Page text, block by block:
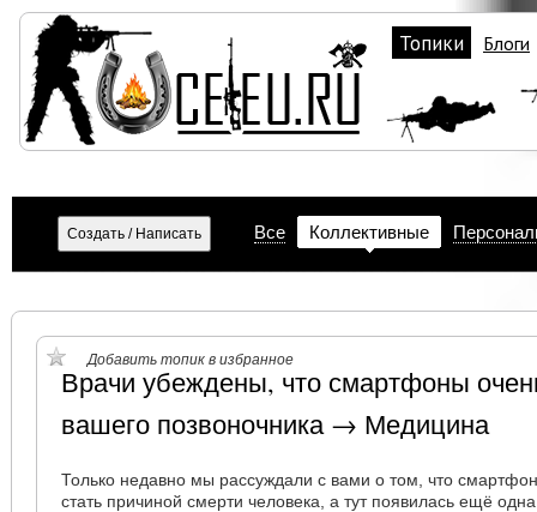
Топики Блоги
Все Коллективные
Добавить топик в избранное
Врачи убеждены, что смартфоны
вашего позвоночника → Медицина
Только недавно мы рассуждали с вами о том, что
стать причиной смерти человека, а тут появилась ещё